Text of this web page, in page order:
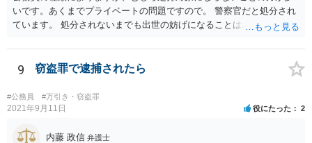
いです。あくまでプライベートの問題ですので。 警察官だと処分され
ています。 処分されないまでも出世の妨げになることはあります。 不
がることもあり得るとは言えます。
9 窃盗罪で逮捕されたら
#公務員 #万引き・窃盗罪
2021年9月11日 役にたった 2
内藤 政信 弁護士